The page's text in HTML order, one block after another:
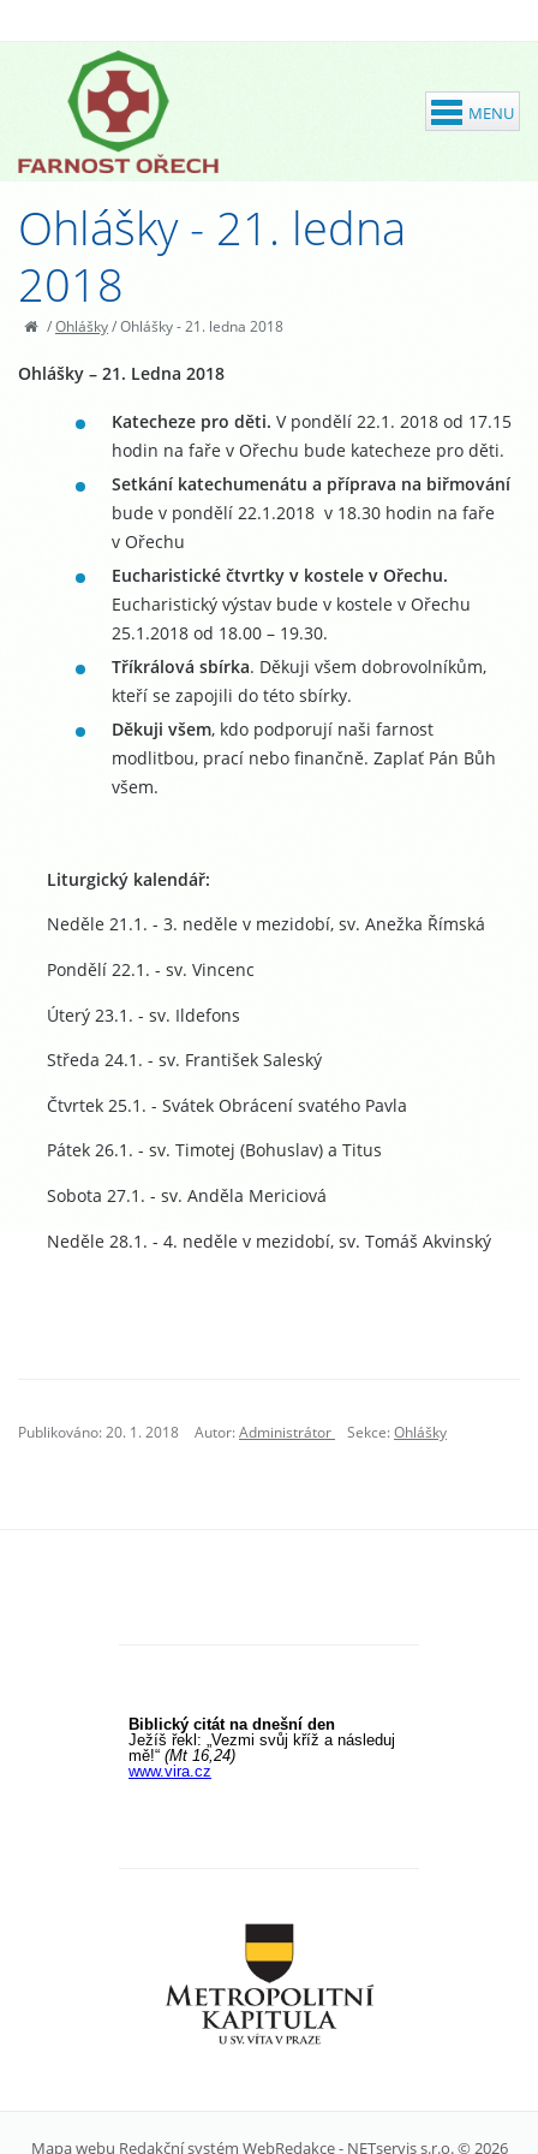
Ohlášky - 21. ledna
2018
/Ohlášky/Ohlášky - 21. ledna 2018
Ohlášky – 21. Ledna 2018
Katecheze pro děti. V pondělí 22.1. 2018 od 17.15
hodin na faře v Ořechu bude katecheze pro děti.
Setkání katechumenátu a příprava na biřmování
bude v pondělí 22.1.2018 v 18.30 hodin na faře
v Ořechu
Eucharistické čtvrtky v kostele v Ořechu.
Eucharistický výstav bude v kostele v Ořechu
25.1.2018 od 18.00 – 19.30.
Tříkrálová sbírka. Děkuji všem dobrovolníkům,
kteří se zapojili do této sbírky.
Děkuji všem, kdo podporují naši farnost
modlitbou, prací nebo finančně. Zaplať Pán Bůh
všem.
Liturgický kalendář:
Neděle 21.1. - 3. neděle v mezidobí, sv. Anežka Římská
Pondělí 22.1. - sv. Vincenc
Úterý 23.1. - sv. Ildefons
Středa 24.1. - sv. František Saleský
Čtvrtek 25.1. - Svátek Obrácení svatého Pavla
Pátek 26.1. - sv. Timotej (Bohuslav) a Titus
Sobota 27.1. - sv. Anděla Mericiová
Neděle 28.1. - 4. neděle v mezidobí, sv. Tomáš Akvinský
Publikováno: 20. 1. 2018 Autor:Administrátor Sekce:Ohlášky
Mapa webu Redakční systém WebRedakce- NETservis s.r.o.© 2026